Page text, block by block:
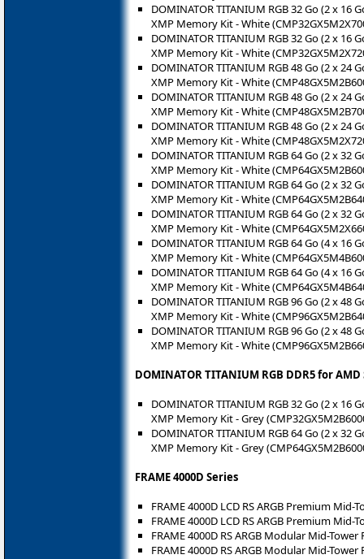
DOMINATOR TITANIUM RGB 32 Go (2 x 16
XMP Memory Kit - White
DOMINATOR TITANIUM RGB 32 Go (2 x 16
XMP Memory Kit - White
DOMINATOR TITANIUM RGB 48 Go (2 x 24
XMP Memory Kit - White
DOMINATOR TITANIUM RGB 48 Go (2 x 24
XMP Memory Kit - White
DOMINATOR TITANIUM RGB 48 Go (2 x 24
XMP Memory Kit - White
DOMINATOR TITANIUM RGB 64 Go (2 x 32
XMP Memory Kit - White
DOMINATOR TITANIUM RGB 64 Go (2 x 32
XMP Memory Kit - White
DOMINATOR TITANIUM RGB 64 Go (2 x 32
XMP Memory Kit - White
DOMINATOR TITANIUM RGB 64 Go (4 x 16
XMP Memory Kit - White
DOMINATOR TITANIUM RGB 64 Go (4 x 16
XMP Memory Kit - White
DOMINATOR TITANIUM RGB 96 Go (2 x 48
XMP Memory Kit - White
DOMINATOR TITANIUM RGB 96 Go (2 x 48
XMP Memory Kit - White
DOMINATOR TITANIUM RGB DDR5 for AMD
DOMINATOR TITANIUM RGB 32 Go (2 x 16
XMP Memory Kit - Grey
DOMINATOR TITANIUM RGB 64 Go (2 x 32
XMP Memory Kit - Grey
FRAME 4000D Series
FRAME 4000D LCD RS ARGB Premium Mid-
FRAME 4000D LCD RS ARGB Premium Mid-
FRAME 4000D RS ARGB Modular Mid-Tower
FRAME 4000D RS ARGB Modular Mid-Tower